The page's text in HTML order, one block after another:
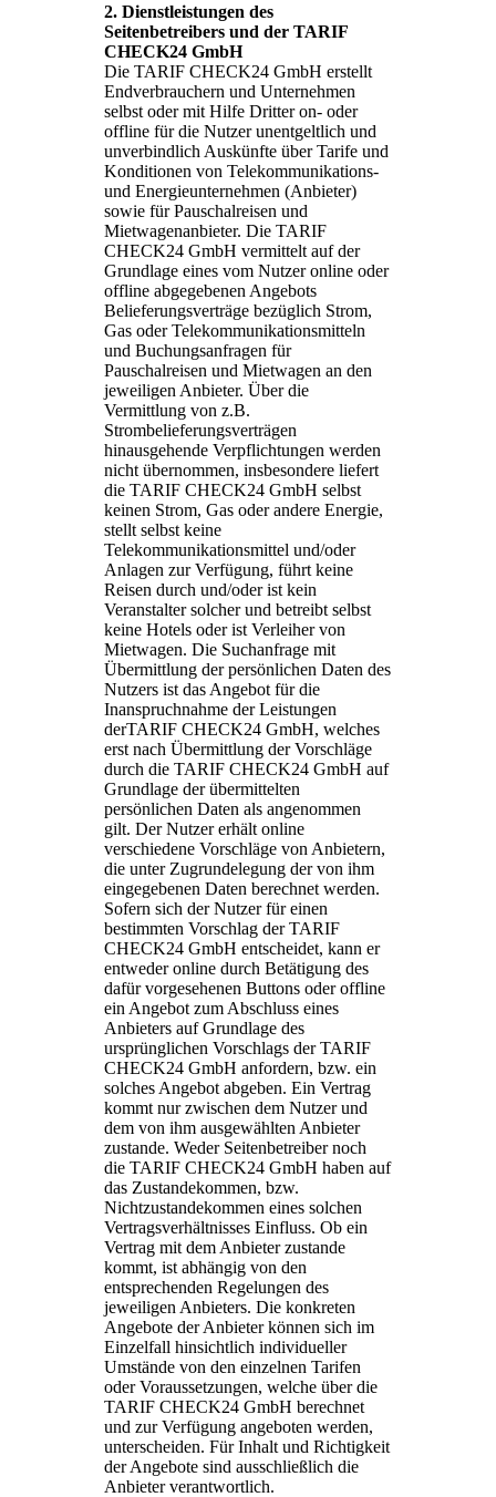
2. Dienstleistungen des
Seitenbetreibers und der TARIF
CHECK24 GmbH
Die TARIF CHECK24 GmbH erstellt
Endverbrauchern und Unternehmen
selbst oder mit Hilfe Dritter on- oder
offline für die Nutzer unentgeltlich und
unverbindlich Auskünfte über Tarife und
Konditionen von Telekommunikations-
und Energieunternehmen (Anbieter)
sowie für Pauschalreisen und
Mietwagenanbieter. Die TARIF
CHECK24 GmbH vermittelt auf der
Grundlage eines vom Nutzer online oder
offline abgegebenen Angebots
Belieferungsverträge bezüglich Strom,
Gas oder Telekommunikationsmitteln
und Buchungsanfragen für
Pauschalreisen und Mietwagen an den
jeweiligen Anbieter. Über die
Vermittlung von z.B.
Strombelieferungsverträgen
hinausgehende Verpflichtungen werden
nicht übernommen, insbesondere liefert
die TARIF CHECK24 GmbH selbst
keinen Strom, Gas oder andere Energie,
stellt selbst keine
Telekommunikationsmittel und/oder
Anlagen zur Verfügung, führt keine
Reisen durch und/oder ist kein
Veranstalter solcher und betreibt selbst
keine Hotels oder ist Verleiher von
Mietwagen. Die Suchanfrage mit
Übermittlung der persönlichen Daten des
Nutzers ist das Angebot für die
Inanspruchnahme der Leistungen
derTARIF CHECK24 GmbH, welches
erst nach Übermittlung der Vorschläge
durch die TARIF CHECK24 GmbH auf
Grundlage der übermittelten
persönlichen Daten als angenommen
gilt. Der Nutzer erhält online
verschiedene Vorschläge von Anbietern,
die unter Zugrundelegung der von ihm
eingegebenen Daten berechnet werden.
Sofern sich der Nutzer für einen
bestimmten Vorschlag der TARIF
CHECK24 GmbH entscheidet, kann er
entweder online durch Betätigung des
dafür vorgesehenen Buttons oder offline
ein Angebot zum Abschluss eines
Anbieters auf Grundlage des
ursprünglichen Vorschlags der TARIF
CHECK24 GmbH anfordern, bzw. ein
solches Angebot abgeben. Ein Vertrag
kommt nur zwischen dem Nutzer und
dem von ihm ausgewählten Anbieter
zustande. Weder Seitenbetreiber noch
die TARIF CHECK24 GmbH haben auf
das Zustandekommen, bzw.
Nichtzustandekommen eines solchen
Vertragsverhältnisses Einfluss. Ob ein
Vertrag mit dem Anbieter zustande
kommt, ist abhängig von den
entsprechenden Regelungen des
jeweiligen Anbieters. Die konkreten
Angebote der Anbieter können sich im
Einzelfall hinsichtlich individueller
Umstände von den einzelnen Tarifen
oder Voraussetzungen, welche über die
TARIF CHECK24 GmbH berechnet
und zur Verfügung angeboten werden,
unterscheiden. Für Inhalt und Richtigkeit
der Angebote sind ausschließlich die
Anbieter verantwortlich.